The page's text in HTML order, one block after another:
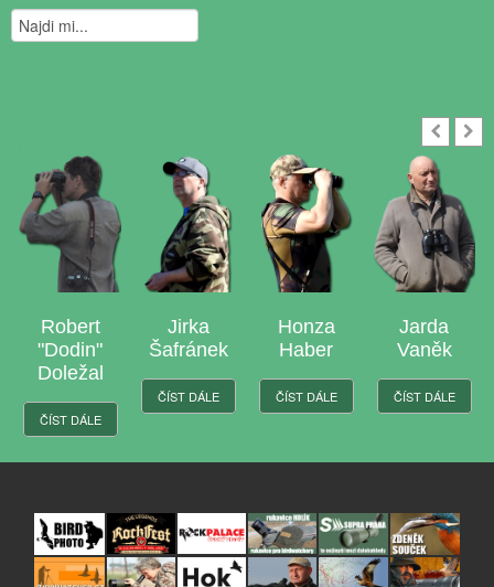
Robert
"Dodin"
Doležal
ČÍST DÁLE
Jirka
Šafránek
ČÍST DÁLE
Honza
Haber
ČÍST DÁLE
Jarda
Vaněk
ČÍST DÁLE